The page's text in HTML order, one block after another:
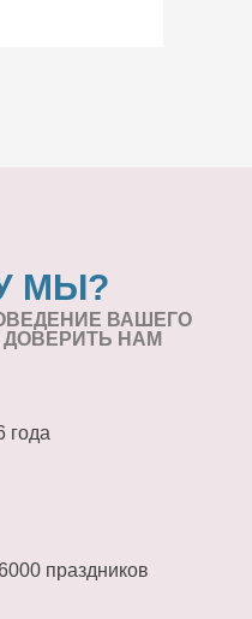
МЫ?
ВАШЕГО
ДОВЕРИТЬ НАМ
года
праздников